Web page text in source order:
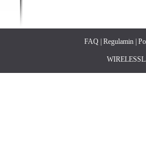
FAQ| Regulamin|